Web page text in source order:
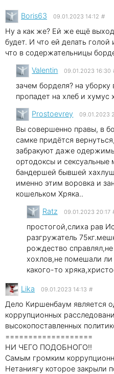
Boris63 09.01.2023 14:12 #
Ну а как же? Ей же ещё
будет. И что ей делать голой
что в содержательницы
Valentin 09.01.2023 16:30
зачем борделя? на
пропадет на хлеб и хумус
Prostoevrey 09.01.2023
Вы совершенно правы, в
самке придётся
забракуют даже
ортодоксы и
бандершей бывшей
именно этим воровка и
кошельком Хряка..
Ratz 09.01.2023 20:17
простогой,слиха рав
разгружатель
рождество
хохлов,не помешали ли
какого-то
Lika 09.01.2023 14:13 #
Дело Киршенбаум является
коррупционных
высокопоставленных
===================
НИ ЧЕГО ПОДОБНОГО!!
Самым громким
Нетаниягу которое закрыли